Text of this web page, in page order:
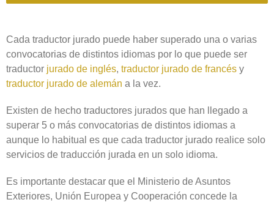
Cada traductor jurado puede haber superado una o varias
convocatorias de distintos idiomas por lo que puede ser
traductor jurado de inglés, traductor jurado de francés y
traductor jurado de alemán a la vez.
Existen de hecho traductores jurados que han llegado a
superar 5 o más convocatorias de distintos idiomas a
aunque lo habitual es que cada traductor jurado realice solo
servicios de traducción jurada en un solo idioma.
Es importante destacar que el Ministerio de Asuntos
Exteriores, Unión Europea y Cooperación concede la